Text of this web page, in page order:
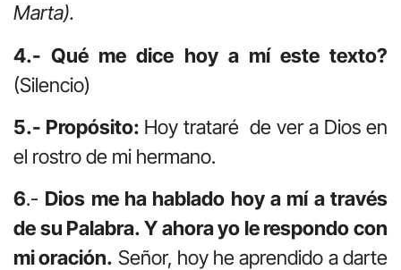
Marta).
4.- Qué me dice hoy a mí este texto?
(Silencio)
5.- Propósito: Hoy trataré de ver a Dios en
el rostro de mi hermano.
6.- Dios me ha hablado hoy a mí a través
de su Palabra. Y ahora yo le respondo con
mi oración. Señor, hoy he aprendido a darte